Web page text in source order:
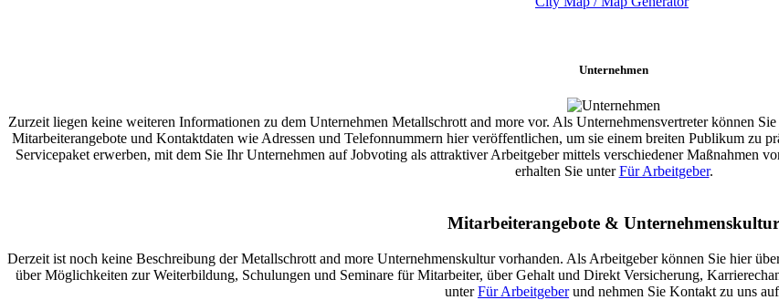
Unternehmen
Zurzeit liegen keine weiteren Informationen zu dem Unternehmen Metallschrott and more vor. Als Unternehmensvertreter können
Mitarbeiterangebote und Kontaktdaten wie Adressen und Telefonnummern hier veröffentlichen, um sie einem breiten Publikum zu
Servicepaket erwerben, mit dem Sie Ihr Unternehmen auf Jobvoting als attraktiver Arbeitgeber mittels verschiedener Maßnahmen
erhalten Sie unterFür Arbeitgeber.
Mitarbeiterangebote & Unternehmenskultur
Derzeit ist noch keine Beschreibung der Metallschrott and more Unternehmenskultur vorhanden. Als Arbeitgeber können Sie hier
über Möglichkeiten zur Weiterbildung, Schulungen und Seminare für Mitarbeiter, über Gehalt und Direkt Versicherung,
unterFür Arbeitgeberund nehmen Sie Kontakt zu uns